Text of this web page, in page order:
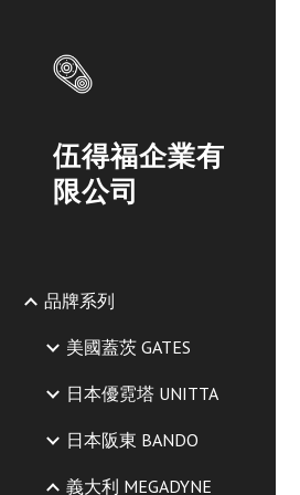
伍得福企業有
限公司
品牌系列
美國蓋茨 GATES
日本優霓塔 UNITTA
日本阪東 BANDO
義大利 MEGADYNE